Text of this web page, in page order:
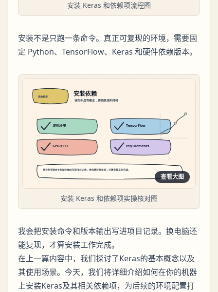
安装 Keras 和依赖项流程图
安装不是只跑一条命令。真正可复现的环境，需要固
定 Python、TensorFlow、Keras 和硬件依赖版本。
查看大图
安装 Keras 和依赖项实操核对图
我会把安装命令和版本输出写进项目记录。换电脑还
能复现，才算安装工作完成。
在上一篇内容中，我们探讨了Keras的基本概念以及
其使用场景。今天，我们将详细介绍如何在你的机器
上安装Keras及其相关依赖项，为后续的环境配置打